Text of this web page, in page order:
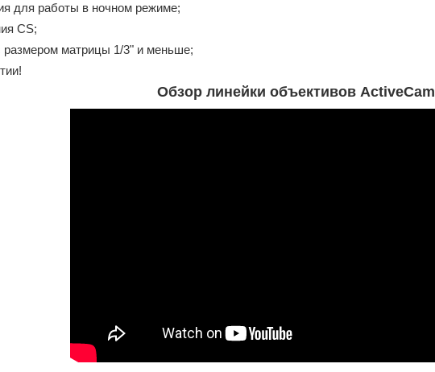
для работы в ночном режиме;
CS;
размером матрицы 1/3" и меньше;
Обзор линейки объективов ActiveCam